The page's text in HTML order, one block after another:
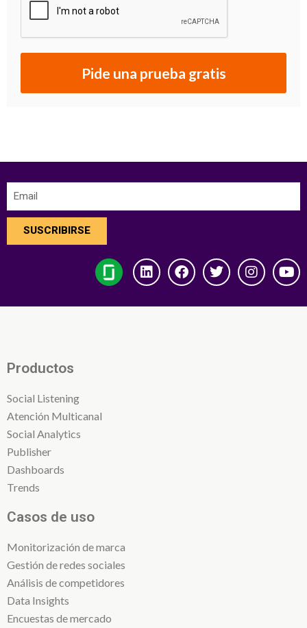
Pide una prueba gratis
SUSCRIBIRSE
Productos
Social Listening
Atención Multicanal
Social Analytics
Publisher
Dashboards
Trends
Casos de uso
Monitorización de marca
Gestión de redes sociales
Análisis de competidores
Data Insights
Encuestas de mercado